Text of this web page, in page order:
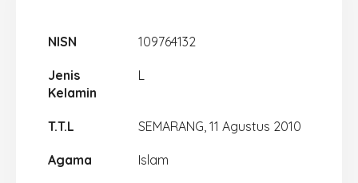
NISN 109764132
Jenis
Kelamin
L
T.T.L SEMARANG, 11 Agustus 2010
Agama Islam